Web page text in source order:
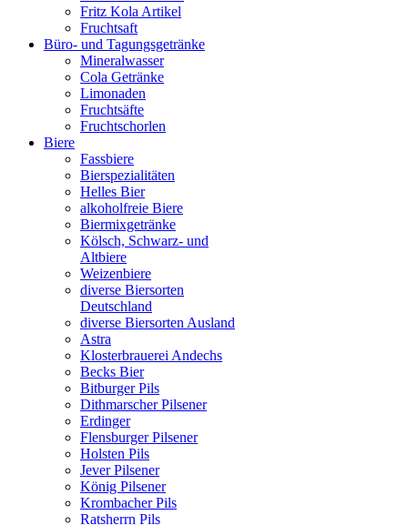
Fritz Kola Artikel
Fruchtsaft
Büro- und Tagungsgetränke
Mineralwasser
Cola Getränke
Limonaden
Fruchtsäfte
Fruchtschorlen
Biere
Fassbiere
Bierspezialitäten
Helles Bier
alkoholfreie Biere
Biermixgetränke
Kölsch, Schwarz- und
Altbiere
Weizenbiere
diverse Biersorten
Deutschland
diverse Biersorten Ausland
Astra
Klosterbrauerei Andechs
Becks Bier
Bitburger Pils
Dithmarscher Pilsener
Erdinger
Flensburger Pilsener
Holsten Pils
Jever Pilsener
König Pilsener
Krombacher Pils
Ratsherrn Pils